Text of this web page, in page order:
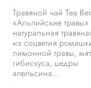
Травяной чай Теа
«Альпийские травы»
натуральная
из соцветия
лимонной травы,
гибискуса, цедры
апельсина...